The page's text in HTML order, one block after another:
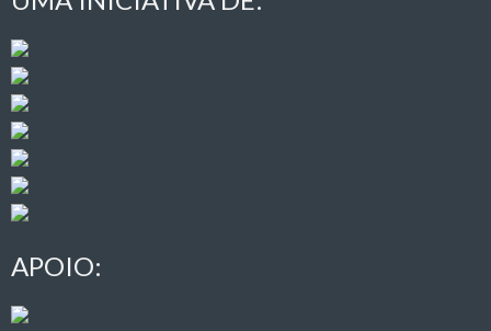
APOIO: